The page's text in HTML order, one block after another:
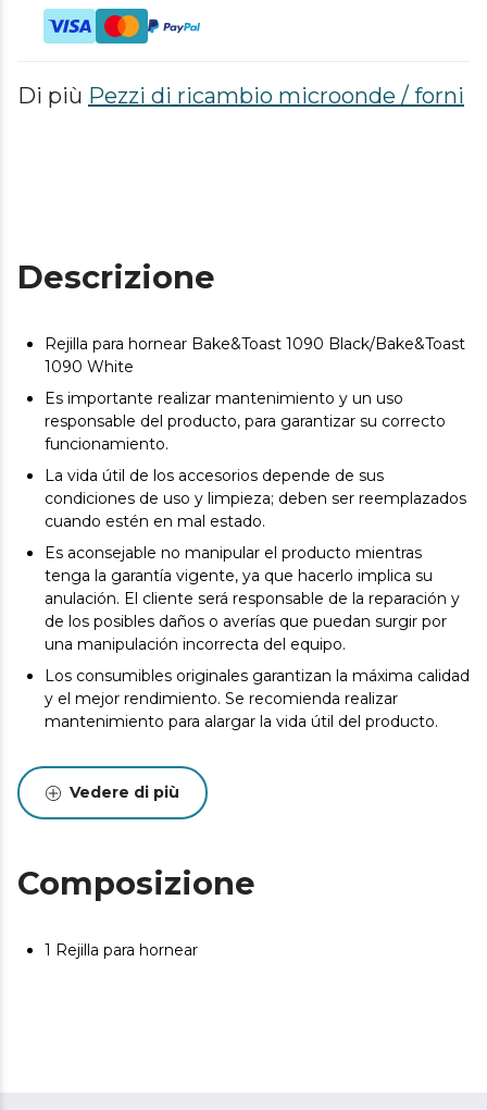
Di più Pezzi di ricambio microonde / forni
Descrizione
Rejilla para hornear Bake&Toast 1090 Black/Bake&Toast
1090 White
Es importante realizar mantenimiento y un uso
responsable del producto, para garantizar su correcto
funcionamiento.
La vida útil de los accesorios depende de sus
condiciones de uso y limpieza; deben ser reemplazados
cuando estén en mal estado.
Es aconsejable no manipular el producto mientras
tenga la garantía vigente, ya que hacerlo implica su
anulación. El cliente será responsable de la reparación y
de los posibles daños o averías que puedan surgir por
una manipulación incorrecta del equipo.
Los consumibles originales garantizan la máxima calidad
y el mejor rendimiento. Se recomienda realizar
mantenimiento para alargar la vida útil del producto.
Vedere di più
Composizione
1 Rejilla para hornear